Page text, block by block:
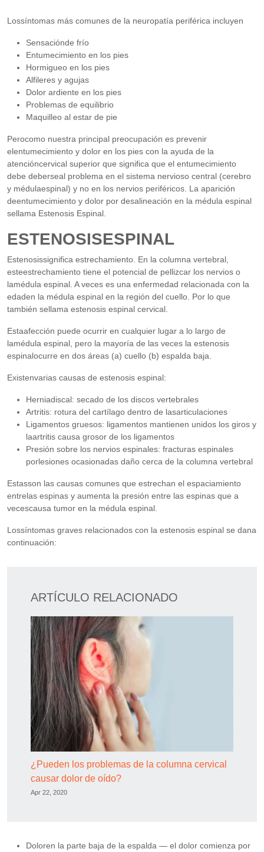
Lossíntomas más comunes de la neuropatía periférica incluyen
Sensaciónde frío
Entumecimiento en los pies
Hormigueo en los pies
Alfileres y agujas
Dolor ardiente en los pies
Problemas de equilibrio
Maquilleo al estar de pie
Perocomo nuestra principal preocupación es prevenir
elentumecimiento y dolor en los pies con la ayuda de la
atencióncervical superior que significa que el entumecimiento
debe deberseal problema en el sistema nervioso central (cerebro
y médulaespinal) y no en los nervios periféricos. La aparición
deentumecimiento y dolor por desalineación en la médula espinal
sellama Estenosis Espinal.
ESTENOSISESPINAL
Estenosissignifica estrechamiento. En la columna vertebral,
esteestrechamiento tiene el potencial de pellizcar los nervios o
lamédula espinal. A veces es una enfermedad relacionada con la
edaden la médula espinal en la región del cuello. Por lo que
también sellama estenosis espinal cervical.
Estaafección puede ocurrir en cualquier lugar a lo largo de
lamédula espinal, pero la mayoría de las veces la estenosis
espinalocurre en dos áreas (a) cuello (b) espalda baja.
Existenvarias causas de estenosis espinal:
Herniadiscal: secado de los discos vertebrales
Artritis: rotura del cartílago dentro de lasarticulaciones
Ligamentos gruesos: ligamentos mantienen unidos los giros y
laartritis causa grosor de los ligamentos
Presión sobre los nervios espinales: fracturas espinales
porlesiones ocasionadas daño cerca de la columna vertebral
Estasson las causas comunes que estrechan el espaciamiento
entrelas espinas y aumenta la presión entre las espinas que a
vecescausa tumor en la médula espinal.
Lossíntomas graves relacionados con la estenosis espinal se dana
continuación:
ARTÍCULO RELACIONADO
¿Pueden los problemas de la columna cervical
causar dolor de oído?
Apr 22, 2020
Doloren la parte baja de la espalda — el dolor comienza por